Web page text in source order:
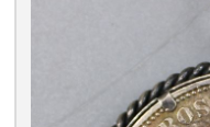
NEWSLETTER